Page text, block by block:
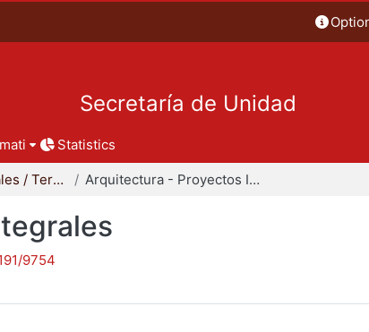
Secretaría de Unidad
Statistics
Proyectos Integrales / Terminales - Licenciatura Arquitectura - Proyectos Integrales
9754